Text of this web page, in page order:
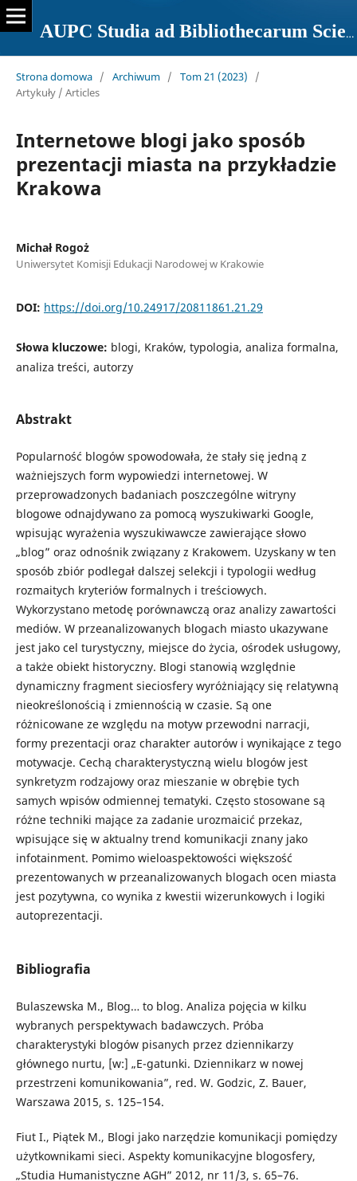
AUPC Studia ad Bibliothecarum Scientiam Pertinentia
Strona domowa / Archiwum / Tom 21 (2023)
/
Artykuły / Articles
Internetowe blogi jako sposób
prezentacji miasta na przykładzie
Krakowa
Michał Rogoż
Uniwersytet Komisji Edukacji Narodowej w Krakowie
DOI: https://doi.org/10.24917/20811861.21.29
Słowa kluczowe: blogi, Kraków, typologia, analiza formalna,
analiza treści, autorzy
Abstrakt
Popularność blogów spowodowała, że stały się jedną z
ważniejszych form wypowiedzi internetowej. W
przeprowadzonych badaniach poszczególne witryny
blogowe odnajdywano za pomocą wyszukiwarki Google,
wpisując wyrażenia wyszukiwawcze zawierające słowo
„blog” oraz odnośnik związany z Krakowem. Uzyskany w ten
sposób zbiór podlegał dalszej selekcji i typologii według
rozmaitych kryteriów formalnych i treściowych.
Wykorzystano metodę porównawczą oraz analizy zawartości
mediów. W przeanalizowanych blogach miasto ukazywane
jest jako cel turystyczny, miejsce do życia, ośrodek usługowy,
a także obiekt historyczny. Blogi stanowią względnie
dynamiczny fragment sieciosfery wyróżniający się relatywną
nieokreślonością i zmiennością w czasie. Są one
różnicowane ze względu na motyw przewodni narracji,
formy prezentacji oraz charakter autorów i wynikające z tego
motywacje. Cechą charakterystyczną wielu blogów jest
synkretyzm rodzajowy oraz mieszanie w obrębie tych
samych wpisów odmiennej tematyki. Często stosowane są
różne techniki mające za zadanie urozmaicić przekaz,
wpisujące się w aktualny trend komunikacji znany jako
infotainment. Pomimo wieloaspektowości większość
prezentowanych w przeanalizowanych blogach ocen miasta
jest pozytywna, co wynika z kwestii wizerunkowych i logiki
autoprezentacji.
Bibliografia
Bulaszewska M., Blog… to blog. Analiza pojęcia w kilku
wybranych perspektywach badawczych. Próba
charakterystyki blogów pisanych przez dziennikarzy
głównego nurtu, [w:] „E-gatunki. Dziennikarz w nowej
przestrzeni komunikowania”, red. W. Godzic, Z. Bauer,
Warszawa 2015, s. 125–154.
Fiut I., Piątek M., Blogi jako narzędzie komunikacji pomiędzy
użytkownikami sieci. Aspekty komunikacyjne blogosfery,
„Studia Humanistyczne AGH” 2012, nr 11/3, s. 65–76.